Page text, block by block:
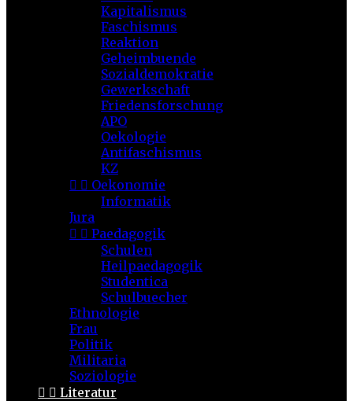
Kapitalismus
Faschismus
Reaktion
Geheimbuende
Sozialdemokratie
Gewerkschaft
Friedensforschung
APO
Oekologie
Antifaschismus
KZ
  Oekonomie
Informatik
Jura
  Paedagogik
Schulen
Heilpaedagogik
Studentica
Schulbuecher
Ethnologie
Frau
Politik
Militaria
Soziologie
  Literatur